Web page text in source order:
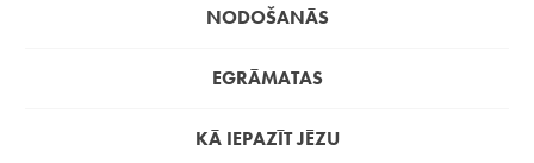
NODOŠANĀS
EGRĀMATAS
KĀ IEPAZĪT JĒZU